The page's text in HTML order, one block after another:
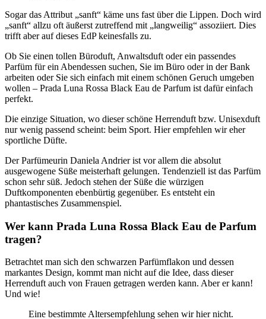
Sogar das Attribut „sanft“ käme uns fast über die Lippen. Doch wird
„sanft“ allzu oft äußerst zutreffend mit „langweilig“ assoziiert. Dies
trifft aber auf dieses EdP keinesfalls zu.
Ob Sie einen tollen Büroduft, Anwaltsduft oder ein passendes
Parfüm für ein Abendessen suchen, Sie im Büro oder in der Bank
arbeiten oder Sie sich einfach mit einem schönen Geruch umgeben
wollen – Prada Luna Rossa Black Eau de Parfum ist dafür einfach
perfekt.
Die einzige Situation, wo dieser schöne Herrenduft bzw. Unisexduft
nur wenig passend scheint: beim Sport. Hier empfehlen wir eher
sportliche Düfte.
Der Parfümeurin Daniela Andrier ist vor allem die absolut
ausgewogene Süße meisterhaft gelungen. Tendenziell ist das Parfüm
schon sehr süß. Jedoch stehen der Süße die würzigen
Duftkomponenten ebenbürtig gegenüber. Es entsteht ein
phantastisches Zusammenspiel.
Wer kann Prada Luna Rossa Black Eau de Parfum
tragen?
Betrachtet man sich den schwarzen Parfümflakon und dessen
markantes Design, kommt man nicht auf die Idee, dass dieser
Herrenduft auch von Frauen getragen werden kann. Aber er kann!
Und wie!
Eine bestimmte Altersempfehlung sehen wir hier nicht.